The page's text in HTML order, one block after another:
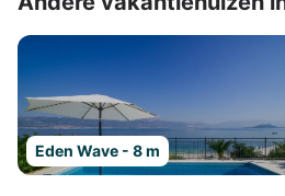
Eden Wave - 8 m